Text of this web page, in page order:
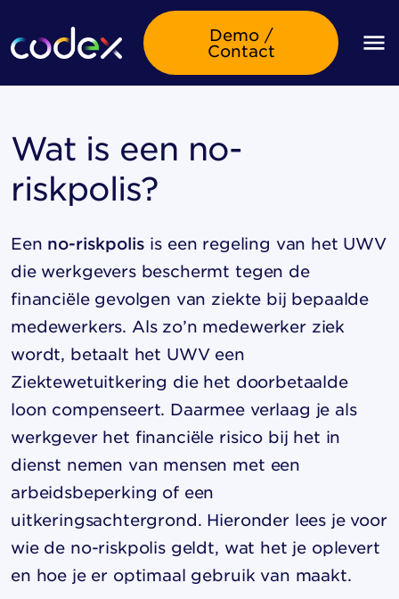
Demo /
Contact
Wat is een no-
riskpolis?
Een no-riskpolis is een regeling van het UWV
die werkgevers beschermt tegen de
financiële gevolgen van ziekte bij bepaalde
medewerkers. Als zo’n medewerker ziek
wordt, betaalt het UWV een
Ziektewetuitkering die het doorbetaalde
loon compenseert. Daarmee verlaag je als
werkgever het financiële risico bij het in
dienst nemen van mensen met een
arbeidsbeperking of een
uitkeringsachtergrond. Hieronder lees je voor
wie de no-riskpolis geldt, wat het je oplevert
en hoe je er optimaal gebruik van maakt.